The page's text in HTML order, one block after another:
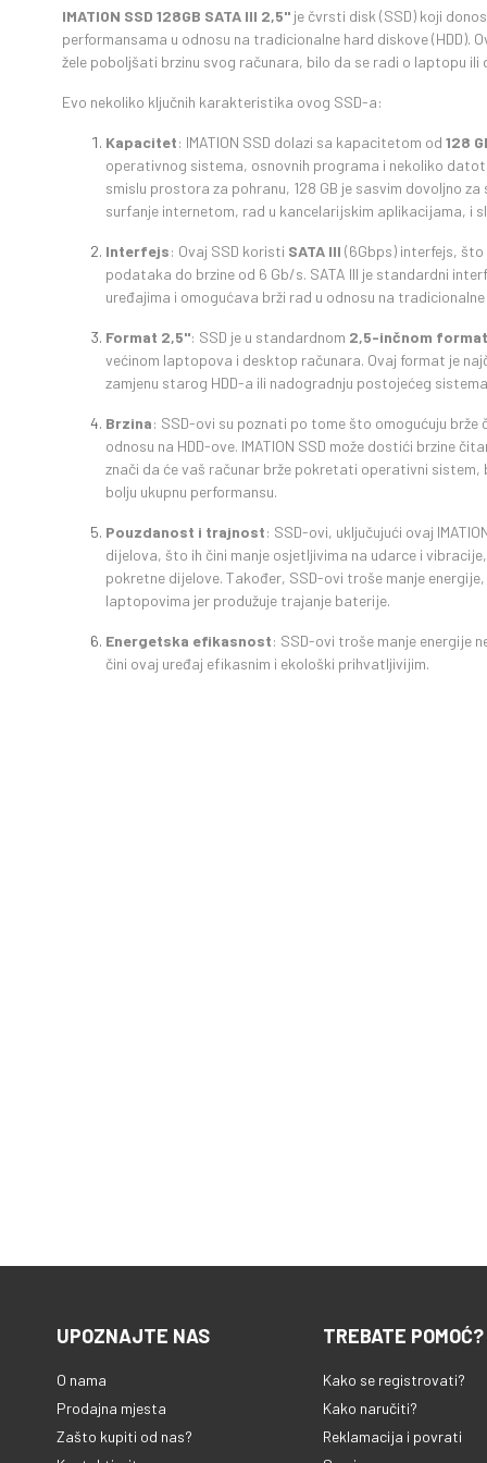
IMATION SSD 128GB SATA III 2,5" je čvrsti disk (SSD) koji
performansama u odnosu na tradicionalne hard diskove (HDD).
žele poboljšati brzinu svog računara, bilo da se radi o laptopu ili
Evo nekoliko ključnih karakteristika ovog SSD-a:
Kapacitet: IMATION SSD dolazi sa kapacitetom od 128
operativnog sistema, osnovnih programa i nekoliko
smislu prostora za pohranu, 128 GB je sasvim dovoljno
surfanje internetom, rad u kancelarijskim aplikacijama, i
Interfejs: Ovaj SSD koristi SATA III (6Gbps) interfejs,
podataka do brzine od 6 Gb/s. SATA III je standardni
uređajima i omogućava brži rad u odnosu na tradicionalne
Format 2,5": SSD je u standardnom 2,5-inčnom
većinom laptopova i desktop računara. Ovaj format je
zamjenu starog HDD-a ili nadogradnju postojećeg
Brzina: SSD-ovi su poznati po tome što omogućuju
odnosu na HDD-ove. IMATION SSD može dostići brzine
znači da će vaš računar brže pokretati operativni
bolju ukupnu performansu.
Pouzdanost i trajnost: SSD-ovi, uključujući ovaj
dijelova, što ih čini manje osjetljivima na udarce i
pokretne dijelove. Također, SSD-ovi troše manje
laptopovima jer produžuje trajanje baterije.
Energetska efikasnost: SSD-ovi troše manje energije
čini ovaj uređaj efikasnim i ekološki prihvatljivijim.
UPOZNAJTE NAS
O nama
Prodajna mjesta
Zašto kupiti od nas?
TREBATE POMOĆ?
Kako se registrovati?
Kako naručiti?
Reklamacija i povrati